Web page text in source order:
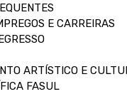
E CARREIRAS
ARTÍSTICO E
FASUL